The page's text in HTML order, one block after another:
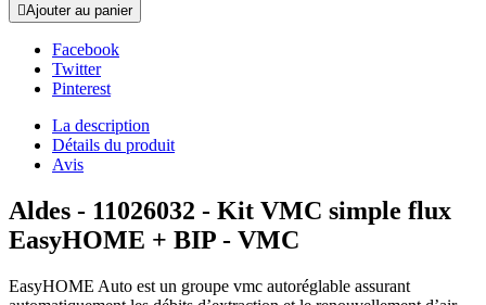
Ajouter au panier
Facebook
Twitter
Pinterest
La description
Détails du produit
Avis
Aldes - 11026032 - Kit VMC simple flux
EasyHOME + BIP - VMC
EasyHOME Auto est un groupe vmc autoréglable assurant